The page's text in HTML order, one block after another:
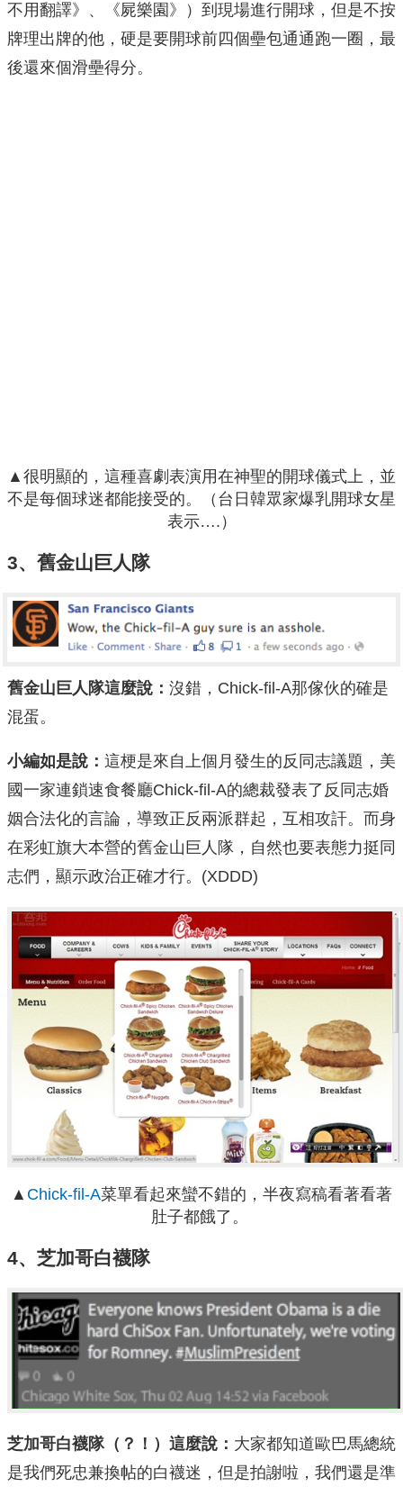
不用翻譯》、《屍樂園》）到現場進行開球，但是不按
牌理出牌的他，硬是要開球前四個壘包通通跑一圈，最
後還來個滑壘得分。
▲很明顯的，這種喜劇表演用在神聖的開球儀式上，並
不是每個球迷都能接受的。（台日韓眾家爆乳開球女星
表示….）
3、舊金山巨人隊
舊金山巨人隊這麼說： 沒錯，Chick-fil-A那傢伙的確是
混蛋。
小編如是說： 這梗是來自上個月發生的反同志議題，美
國一家連鎖速食餐廳Chick-fil-A的總裁發表了反同志婚
姻合法化的言論，導致正反兩派群起，互相攻訐。而身
在彩虹旗大本營的舊金山巨人隊，自然也要表態力挺同
志們，顯示政治正確才行。(XDDD)
▲ Chick-fil-A菜單看起來蠻不錯的，半夜寫稿看著看著
肚子都餓了。
4、芝加哥白襪隊
芝加哥白襪隊（？！）這麼說： 大家都知道歐巴馬總統
是我們死忠兼換帖的白襪迷，但是拍謝啦，我們還是準